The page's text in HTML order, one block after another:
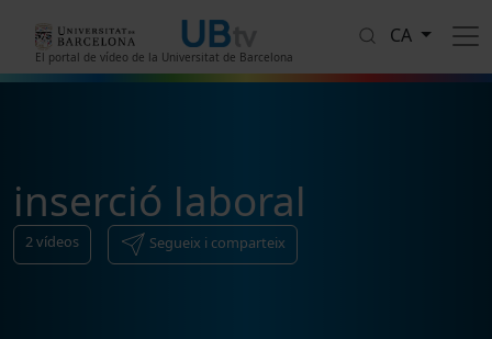
El portal de vídeo de la Universitat de Barcelona
CA
inserció laboral
2vídeos Segueix i comparteix